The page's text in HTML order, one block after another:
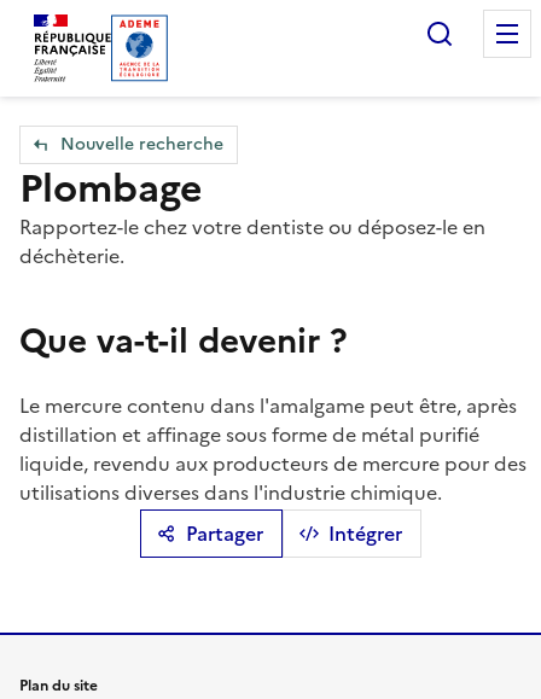
Accueil — Que Faire de mes objets & déchets
Nouvelle recherche
Plombage
Partager Intégrer
Rapportez-le chez votre dentiste ou déposez-le en
déchèterie.
Que va-t-il devenir ?
Le mercure contenu dans l'amalgame peut être, après
distillation et affinage sous forme de métal purifié
liquide, revendu aux producteurs de mercure pour des
utilisations diverses dans l'industrie chimique.
Plan du site